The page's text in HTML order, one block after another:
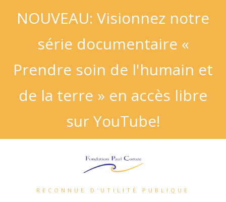
NOUVEAU: Visionnez notre
série documentaire «
Prendre soin de l'humain et
de la terre » en accès libre
sur YouTube!
RECONNUE D'UTILITÉ PUBLIQUE